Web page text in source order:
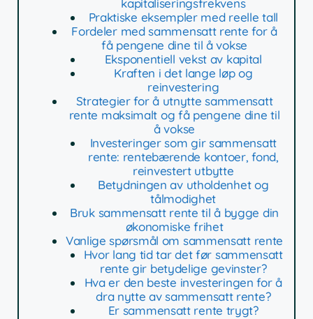
kapitaliseringsfrekvens
Praktiske eksempler med reelle tall
Fordeler med sammensatt rente for å
få pengene dine til å vokse
Eksponentiell vekst av kapital
Kraften i det lange løp og
reinvestering
Strategier for å utnytte sammensatt
rente maksimalt og få pengene dine til
å vokse
Investeringer som gir sammensatt
rente: rentebærende kontoer, fond,
reinvestert utbytte
Betydningen av utholdenhet og
tålmodighet
Bruk sammensatt rente til å bygge din
økonomiske frihet
Vanlige spørsmål om sammensatt rente
Hvor lang tid tar det før sammensatt
rente gir betydelige gevinster?
Hva er den beste investeringen for å
dra nytte av sammensatt rente?
Er sammensatt rente trygt?